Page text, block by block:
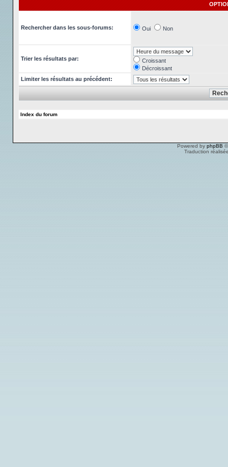
Rechercher dans les sous-forums: Oui Non
Trier les résultats par:
Croissant
Décroissant
Limiter les résultats au précédent:
Index du forum
Powered by phpBB
Traduction